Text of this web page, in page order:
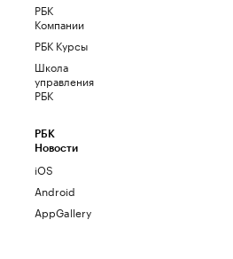
РБК
Компании
РБК Курсы
Школа
управления
РБК
РБК
Новости
iOS
Android
AppGallery